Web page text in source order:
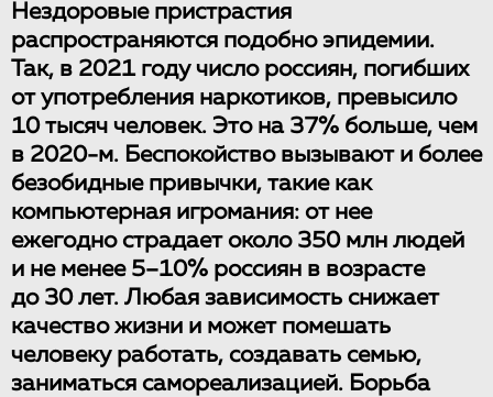
Нездоровые пристрастия
распространяются подобно эпидемии.
Так, в 2021 году число россиян, погибших
от употребления наркотиков, превысило
10 тысяч человек. Это на 37% больше, чем
в 2020-м. Беспокойство вызывают и более
безобидные привычки, такие как
компьютерная игромания: от нее
ежегодно страдает около 350 млн людей
и не менее 5–10% россиян в возрасте
до 30 лет. Любая зависимость снижает
качество жизни и может помешать
человеку работать, создавать семью,
заниматься самореализацией. Борьба